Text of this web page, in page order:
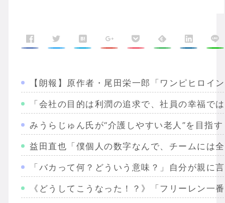
【朗報】原作者・尾田栄一郎「ワンピヒロイ
「会社の目的は利潤の追求で、社員の幸福
みうらじゅん氏が“介護しやすい老人”を目指
益田直也「僕個人の数字なんで、チームには
「バカって何？どういう意味？」自分が親
《どうしてこうなった！？》「フリーレン